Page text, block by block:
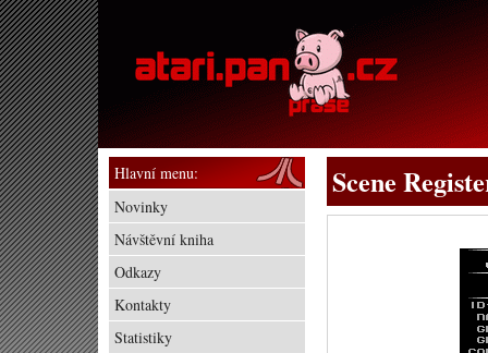
Scene
Hlavní menu:
Novinky
Návštěvní kniha
Odkazy
Kontakty
Statistiky